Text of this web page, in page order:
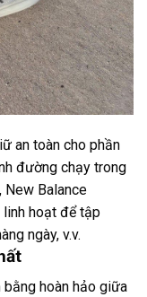
an toàn cho phần
đường chạy trong
New Balance
hoạt để tập
ngày, v.v.
hoàn hảo giữa